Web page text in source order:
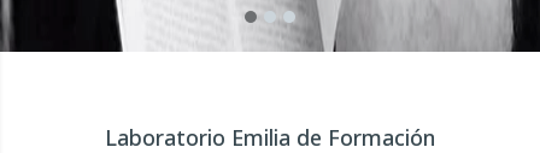
Laboratorio Emilia de Formación